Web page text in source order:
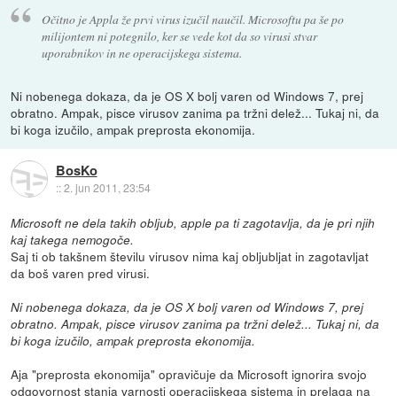
Očitno je Appla že prvi virus izučil naučil. Microsoftu pa še po
milijontem ni potegnilo, ker se vede kot da so virusi stvar
uporabnikov in ne operacijskega sistema.
Ni nobenega dokaza, da je OS X bolj varen od Windows 7, prej
obratno. Ampak, pisce virusov zanima pa tržni delež... Tukaj ni, da
bi koga izučilo, ampak preprosta ekonomija.
BosKo
::2. jun 2011, 23:54
Microsoft ne dela takih obljub, apple pa ti zagotavlja, da je pri njih
kaj takega nemogoče.
Saj ti ob takšnem številu virusov nima kaj obljubljat in zagotavljat
da boš varen pred virusi.
Ni nobenega dokaza, da je OS X bolj varen od Windows 7, prej
obratno. Ampak, pisce virusov zanima pa tržni delež... Tukaj ni, da
bi koga izučilo, ampak preprosta ekonomija.
Aja "preprosta ekonomija" opravičuje da Microsoft ignorira svojo
odgovornost stanja varnosti operacijskega sistema in prelaga na